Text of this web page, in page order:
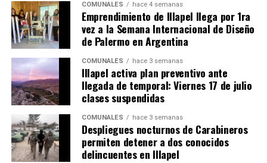
COMUNALES hace 4 semanas
Emprendimiento de Illapel llega por 1ra
vez a la Semana Internacional de Diseño
de Palermo en Argentina
COMUNALES hace 3 semanas
Illapel activa plan preventivo ante
llegada de temporal: Viernes 17 de julio
clases suspendidas
COMUNALES hace 3 semanas
Despliegues nocturnos de Carabineros
permiten detener a dos conocidos
delincuentes en Illapel